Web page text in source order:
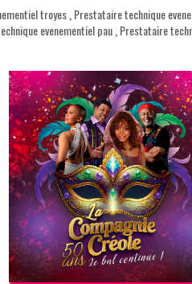
troyes, Prestataire technique
evenementiel pau Prestataire